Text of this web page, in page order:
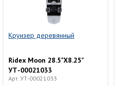
Круизер деревянный
Ridex Moon 28.5"X8.25"
УТ-00021033
Арт. УТ-00021033